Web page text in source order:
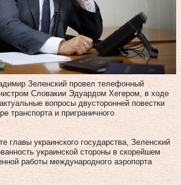
Зеленский провел телефонный
Словакии Эдуардом Хегером, в ходе
вопросы двусторонней повестки
транспорта и приграничного
главы украинского государства, Зеленский
украинской стороны в скорейшем
работы международного аэропорта